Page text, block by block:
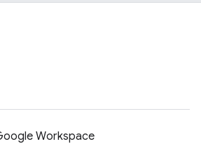
Workspace